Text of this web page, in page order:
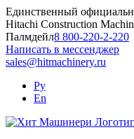
Skip
to
content
Единственный
Hitachi Construction
Палмдейл8 800-220-2-220
Написать в мессенджер
sales@hitmachinery.ru
Ру
En